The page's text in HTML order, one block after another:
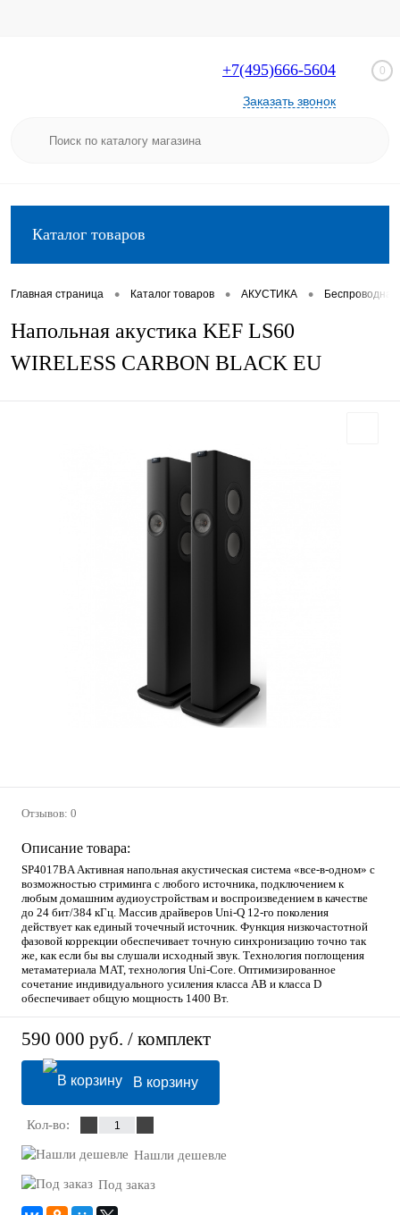
+7(495)666-5604
Заказать звонок
0
Каталог товаров
Главная страница • Каталог товаров • АКУСТИКА • Беспроводная
Напольная акустика KEF LS60
WIRELESS CARBON BLACK EU
Отзывов: 0
Описание товара:
SP4017BA Активная напольная акустическая система «все-в-одном» с
возможностью стриминга с любого источника, подключением к
любым домашним аудиоустройствам и воспроизведением в качестве
до 24 бит/384 кГц. Массив драйверов Uni-Q 12-го поколения
действует как единый точечный источник. Функция низкочастотной
фазовой коррекции обеспечивает точную синхронизацию точно так
же, как если бы вы слушали исходный звук. Технология поглощения
метаматериала MAT, технология Uni-Core. Оптимизированное
сочетание индивидуального усиления класса AB и класса D
обеспечивает общую мощность 1400 Вт.
590 000 руб. / комплект
В корзину
Кол-во:
Нашли дешевле
Под заказ